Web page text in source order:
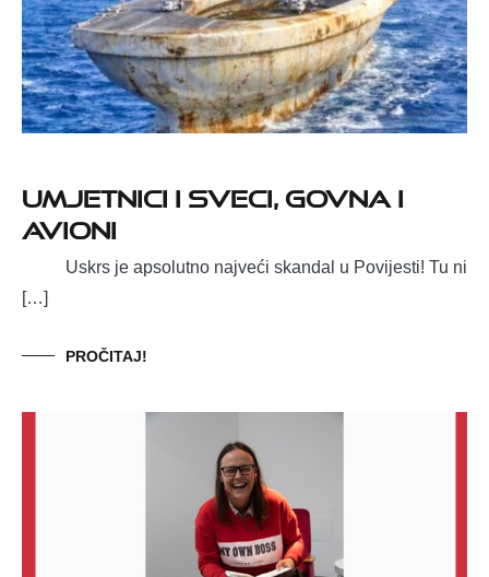
Umjetnici i sveci, govna i
avioni
Uskrs je apsolutno najveći skandal u Povijesti! Tu ni
[…]
PROČITAJ!